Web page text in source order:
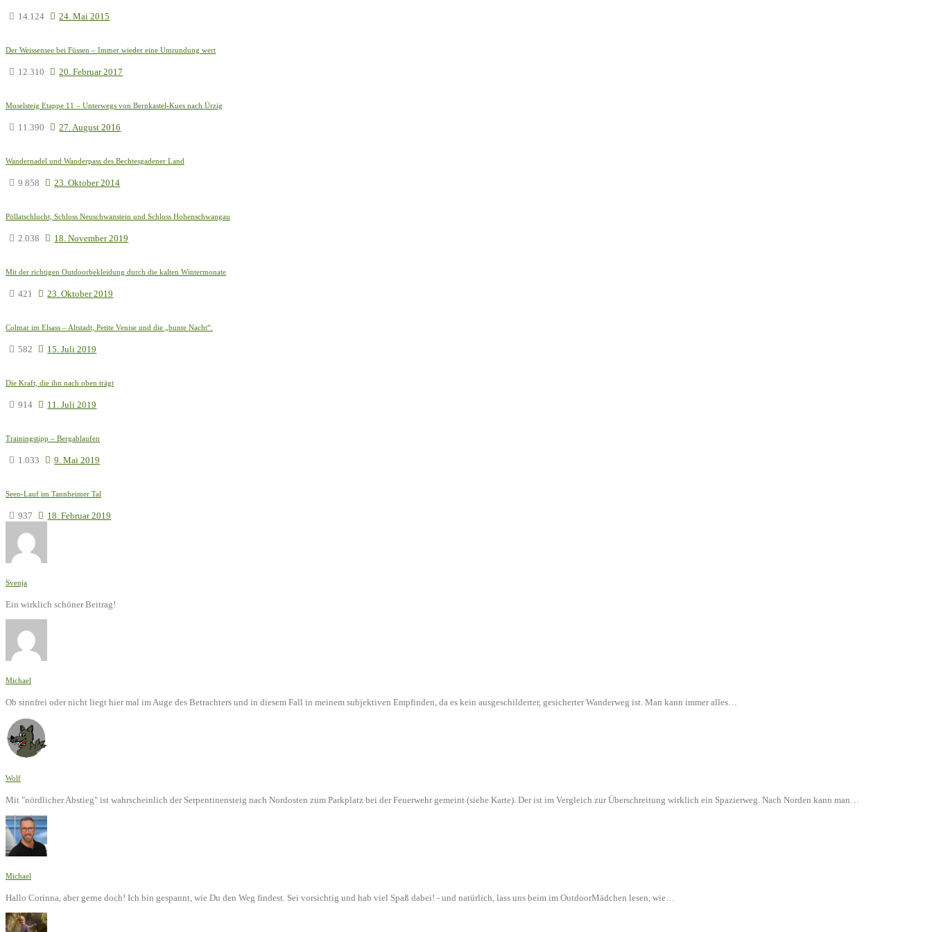
14.124 24. Mai 2015
Der Weissensee bei Füssen – Immer wieder eine Umrundung wert
12.310 20. Februar 2017
Moselsteig Etappe 11 – Unterwegs von Bernkastel-Kues nach Ürzig
11.390 27. August 2016
Wandernadel und Wanderpass des Bechtesgadener Land
9.858 23. Oktober 2014
Pöllatschlucht, Schloss Neuschwanstein und Schloss Hohenschwangau
2.038 18. November 2019
Mit der richtigen Outdoorbekleidung durch die kalten Wintermonate
421 23. Oktober 2019
Colmar im Elsass – Altstadt, Petite Venise und die „bunte Nacht“.
582 15. Juli 2019
Die Kraft, die ihn nach oben trägt
914 11. Juli 2019
Trainingstipp – Bergablaufen
1.033 9. Mai 2019
Seen-Lauf im Tannheimer Tal
937 18. Februar 2019
Svenja
Ein wirklich schöner Beitrag!
Michael
Ob sinnfrei oder nicht liegt hier mal im Auge des Betrachters und in diesem Fall in meinem subjektiven Empfinden, da es kein ausgeschilderter, gesicherter Wanderweg ist. Man kann immer alles…
Wolf
Mit "nördlicher Abstieg" ist wahrscheinlich der Serpentinensteig nach Nordosten zum Parkplatz bei der Feuerwehr gemeint (siehe Karte). Der ist im Vergleich zur Überschreitung wirklich ein Spazierweg. Nach Norden kann man…
Michael
Hallo Corinna, aber gerne doch! Ich bin gespannt, wie Du den Weg findest. Sei vorsichtig und hab viel Spaß dabei! - und natürlich, lass uns beim im OutdoorMädchen lesen, wie…